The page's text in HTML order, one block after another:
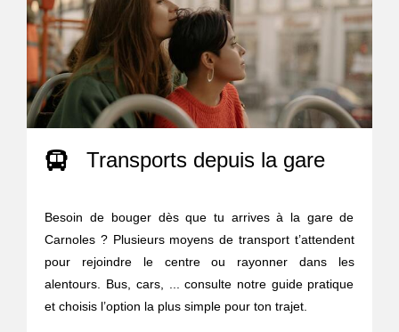
Transports depuis la gare
Besoin de bouger dès que tu arrives à la gare de
Carnoles ? Plusieurs moyens de transport t’attendent
pour rejoindre le centre ou rayonner dans les
alentours. Bus, cars, ... consulte notre guide pratique
et choisis l’option la plus simple pour ton trajet.